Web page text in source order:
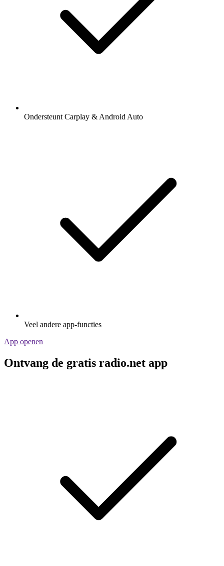
Ondersteunt Carplay & Android Auto
Veel andere app-functies
App openen
Ontvang de gratis radio.net app